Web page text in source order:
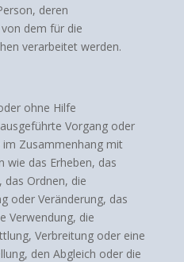
deren
dem für die
verarbeitet werden.
ohne Hilfe
Vorgang oder
im Zusammenhang mit
wie das Erheben, das
das Ordnen, die
oder Veränderung, das
Verwendung, die
Verbreitung oder eine
den Abgleich oder die